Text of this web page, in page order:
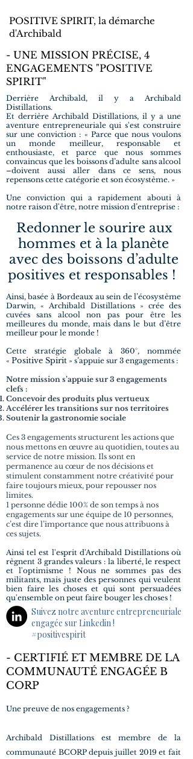
POSITIVE SPIRIT, la démarche
d'Archibald
- UNE MISSION PRÉCISE, 4
ENGAGEMENTS "POSITIVE
SPIRIT"
Derrière Archibald, il y a Archibald
Distillations.
Et derrière Archibald Distillations, il y a une
aventure entrepreneuriale qui s'est construire
sur une conviction : « Parce que nous voulons
un monde meilleur, responsable et
enthousiaste, et parce que nous sommes
convaincus que les boissons d’adulte sans alcool
–doivent aussi aller dans ce sens, nous
repensons cette catégorie et son écosystème. »
Une conviction qui a rapidement abouti à
notre raison d'être, notre mission d’entreprise :
Redonner le sourire aux
hommes et à la planète
avec des boissons d’adulte
positives et responsables !
Ainsi, basée à Bordeaux au sein de l’écosystème
Darwin, « Archibald Distillations » crée des
cuvées sans alcool non pas pour être les
meilleures du monde, mais dans le but d’être
meilleur pour le monde !
Cette stratégie globale à 360°, nommée
« Positive Spirit » s’appuie sur 3 engagements :
Notre mission s’appuie sur 3 engagements
clefs :
Concevoir des produits plus vertueux
Accélérer les transitions sur nos territoires
Soutenir la gastronomie sociale
Ces 3 engagements structurent les actions que
nous mettons en œuvre au quotidien, toutes au
service de notre mission. Ils sont en
permanence au cœur de nos décisions et
stimulent constamment notre créativité pour
faire toujours mieux, pour repousser nos
limites.
1 personne dédie 100% de son temps à nos
engagements sur une équipe de 10 personnes,
c’est dire l’importance que nous attribuons à
ces sujets.
Ainsi tel est l'esprit d'Archibald Distillations où
règnent 3 grandes valeurs : la liberté, le respect
et l'optimisme ! Nous ne sommes pas des
militants, mais juste des personnes qui veulent
bien faire les choses et qui sont persuadées
qu'ensemble on peut faire bouger les choses !
Suivez notre aventure entrepreneuriale
engagée sur Linkedin !
#positivespirit
- CERTIFIÉ ET MEMBRE DE LA
COMMUNAUTÉ ENGAGÉE B
CORP
Une preuve de nos engagements ?
Archibald Distillations est membre de la
communauté BCORP depuis juillet 2019 et fait